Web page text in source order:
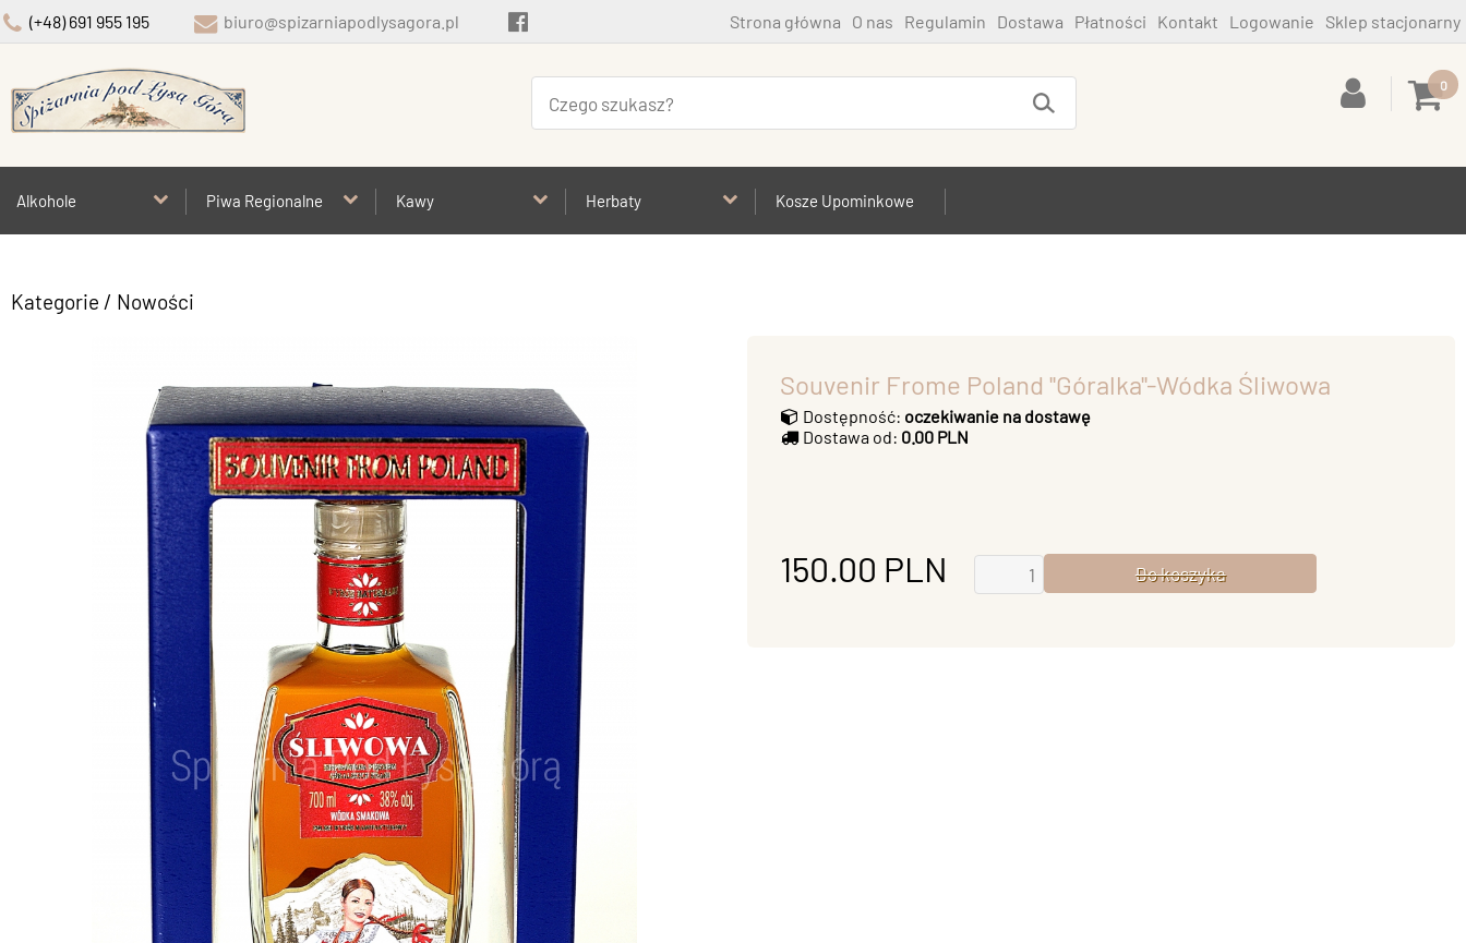
(+48) 691 955 195 biuro@spizarniapodlysagora.pl Strona główna O nas Regulamin Dostawa Płatności Kontakt Logowanie Sklep stacjonarny
0
Alkohole Piwa Regionalne Kawy Herbaty Kosze Upominkowe
Kategorie / Nowości
Souvenir Frome Poland ''Góralka''-Wódka Śliwowa
Dostępność: oczekiwanie na dostawę
Dostawa od: 0.00 PLN
150.00 PLN